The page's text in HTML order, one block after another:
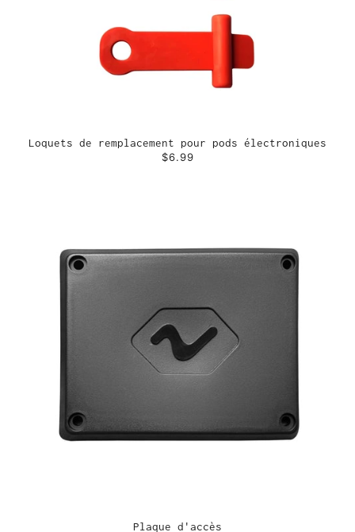
Loquets de remplacement pour pods électroniques
$6.99
Plaque d'accès